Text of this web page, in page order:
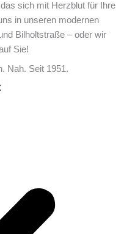
sich mit Herzblut für Ihre
in unseren modernen
Bilholtstraße – oder wir
Sie!
Nah. Seit 1951.